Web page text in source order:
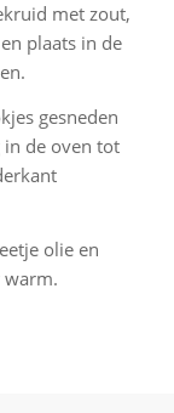
met zout,
plaats in de
gesneden
in de oven tot
olie en
warm.